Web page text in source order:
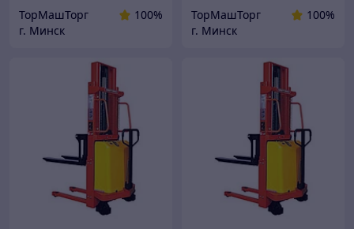
ТорМашТорг
100%
г. Минск
ТорМашТорг
100%
г. Минск